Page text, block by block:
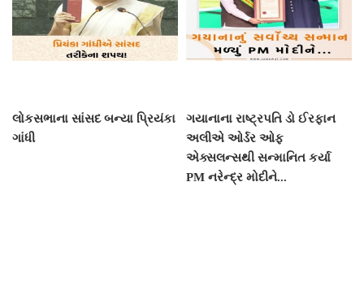
લોકસભાના સાંસદ બન્યા પ્રિયંકા
ગાંધી
ગયાનાના રાષ્ટ્રપતિ ડો ઈરફાન
અલીએ ઓર્ડર ઓફ
એક્સલન્સથી સન્માનિત કર્યા
PM નરેન્દ્ર મોદીને...